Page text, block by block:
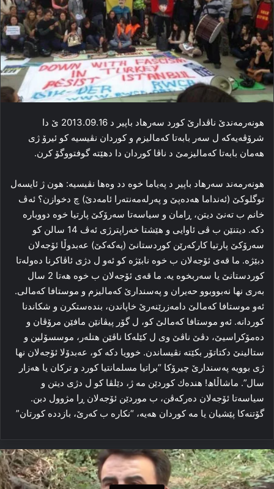
هونه‌رمه‌ندێ ناڤدارێ کورد سه‌رهاد باپیر د 2013.09.16 ێ دا‌
شرۆڤه‌یه‌که‌ ل سه‌ر بابه‌تا که‌مالیزم و کوردان نڤیسیه‌ کو ئیرۆ ژی
هه‌مان بابه‌تا که‌مالیزمێ د ناڤا کوردان دا‌ دھێتە گوفتووگۆ کرن.
هونه‌رمه‌ند سه‌رهاد باپیر د په‌یاما خوه‌ دد‌ وەها نڤیسیه‌: هون ژ ئایسه‌ل
توگلوکێ (ئەنداما ھەدەپێ و پەرلەمەنتەرا ئامەدێ) چ دخوازن؟ ئه‌ڤ
خانم ب ته‌نێ دیتن، ڕامان و سیاسه‌تا سه‌رۆکێ پارتیا خوه‌ دووباره‌
دکه‌. دیتنێن ب ڤی ئاوایی و هێشتا خه‌راپترژی ئه‌ڤ 14 سالن کو
سه‌رۆکێ پارتیا كاركەرێن كوردستانێ (پەکەکێ) عەبدوڵا ئۆجەلان
دبێژه‌. ما قه‌ی ئۆجەلان ب خوه‌ نابێژه‌ کو ئه‌و ل دژی ئاڤاکرنا ده‌وله‌تا
کوردستانێ یا سه‌ربخوه‌ یه‌. ما قه‌ی ئۆجەلان ب خوه‌ هه‌تا 2 سال
به‌ری نها نه‌بووبوو حه‌یران و په‌سندارێ که‌مالیزم و موستافا که‌مالی.
ئه‌و موستافا که‌مالێ دامەزرێنەرێ خاپاندن، بنده‌ستکرن و شکاندنا
کوردانه‌. ئه‌و موستافا که‌مالێ کو، ل گۆر پیڤانێن مافێن مرۆڤان و
ده‌مۆکراسیێ، دڤێ ناڤێ وی ل کێله‌کا ناڤێن هتله‌ر، موسسۆلین و
ستالینێ دکتاتۆر بكێتە نڤیساندن. خوویا دکه‌ کو، عەبدۆلا ئۆجەلان نها
ژی بوویه‌ په‌سندارێ چیرۆکا “براتیا مسلمانتیا کورد و ترکان یا هه‌زار
سال”. ماشاڵاھ! هندەك کوردێن مه‌ ژ، دێلڤا کو ل دژی دیتن و
سیاسه‌تا ئۆجەلان ده‌رکه‌ڤن، ب موردێن ئۆجەلان ڕا مژوول دبن.
گۆتنه‌کا پێشیان یا مه‌ کوردان هه‌یه‌، “نکاره‌ ب که‌رێ، بازدده‌ کورتان”